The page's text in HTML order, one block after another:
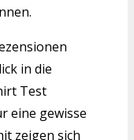
in die
Test
eine gewisse
zeigen sich